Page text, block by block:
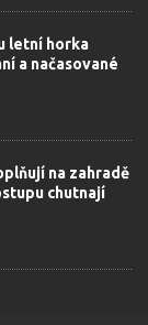
letní horka
a načasované
na zahradě
chutnají